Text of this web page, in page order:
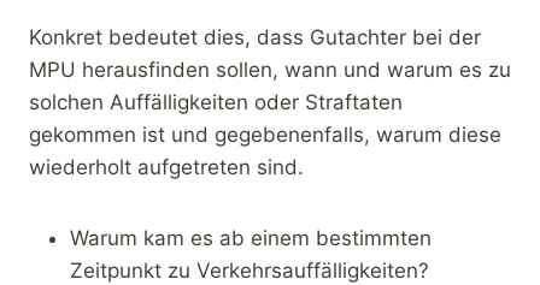
Konkret bedeutet dies, dass Gutachter bei der
MPU herausfinden sollen, wann und warum es zu
solchen Auffälligkeiten oder Straftaten
gekommen ist und gegebenenfalls, warum diese
wiederholt aufgetreten sind.
Warum kam es ab einem bestimmten
Zeitpunkt zu Verkehrsauffälligkeiten?